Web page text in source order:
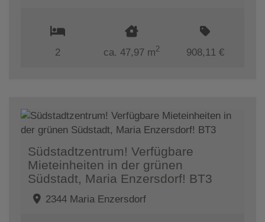
2 ca. 47,97 m2 908,11 €
Südstadtzentrum! Verfügbare
Mieteinheiten in der grünen
Südstadt, Maria Enzersdorf! BT3
2344 Maria Enzersdorf